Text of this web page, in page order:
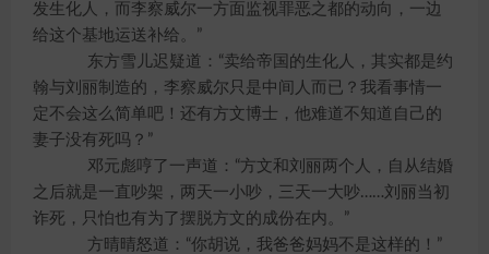
发生化人，而李察威尔一方面监视罪恶之都的动向，一边
给这个基地运送补给。”
东方雪儿迟疑道：“卖给帝国的生化人，其实都是约
翰与刘丽制造的，李察威尔只是中间人而已？我看事情一
定不会这么简单吧！还有方文博士，他难道不知道自己的
妻子没有死吗？”
邓元彪哼了一声道：“方文和刘丽两个人，自从结婚
之后就是一直吵架，两天一小吵，三天一大吵……刘丽当初
诈死，只怕也有为了摆脱方文的成份在内。”
方晴晴怒道：“你胡说，我爸爸妈妈不是这样的！”